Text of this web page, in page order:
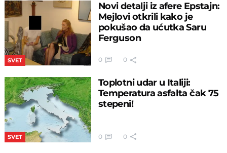
SVET
Novi detalji iz afere Epstajn:
Mejlovi otkrili kako je
pokušao da ućutka Saru
Ferguson
0 0
SVET
Toplotni udar u Italiji:
Temperatura asfalta čak 75
stepeni!
0 0